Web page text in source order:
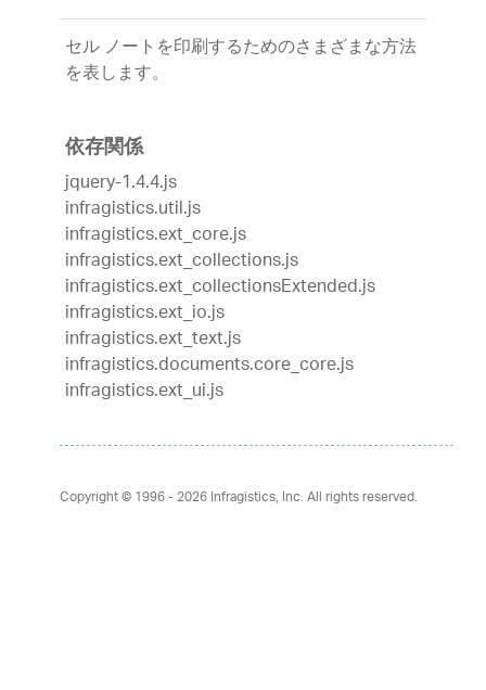
セル ノートを印刷するためのさまざまな方法
を表します。
依存関係
jquery-1.4.4.js
infragistics.util.js
infragistics.ext_core.js
infragistics.ext_collections.js
infragistics.ext_collectionsExtended.js
infragistics.ext_io.js
infragistics.ext_text.js
infragistics.documents.core_core.js
infragistics.ext_ui.js
Copyright © 1996 - 2026Infragistics, Inc. All rights reserved.